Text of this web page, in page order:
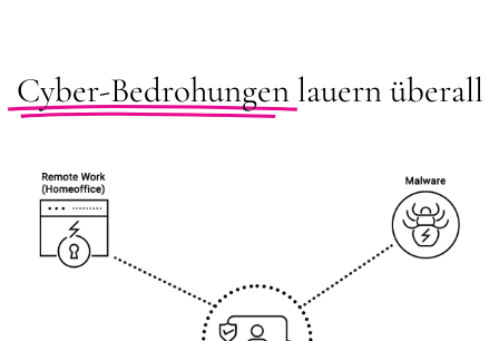
Cyber-Bedrohungenlauern überall